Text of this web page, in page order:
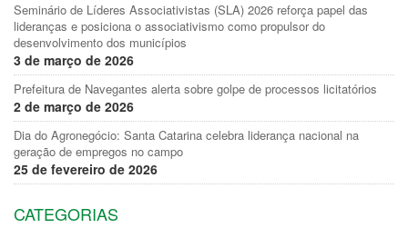
Seminário de Líderes Associativistas (SLA) 2026 reforça papel das
lideranças e posiciona o associativismo como propulsor do
desenvolvimento dos municípios
3 de março de 2026
Prefeitura de Navegantes alerta sobre golpe de processos licitatórios
2 de março de 2026
Dia do Agronegócio: Santa Catarina celebra liderança nacional na
geração de empregos no campo
25 de fevereiro de 2026
CATEGORIAS